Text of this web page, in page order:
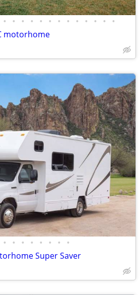
• • • • • • • • • • • • •
motorhome
• • • • • • • •
Super Saver